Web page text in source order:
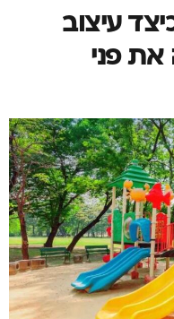
עיצוב
פני